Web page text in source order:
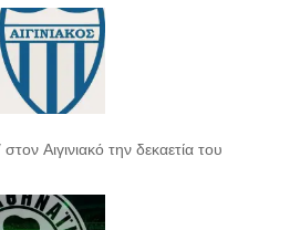
στον Αιγινιακό την δεκαετία του